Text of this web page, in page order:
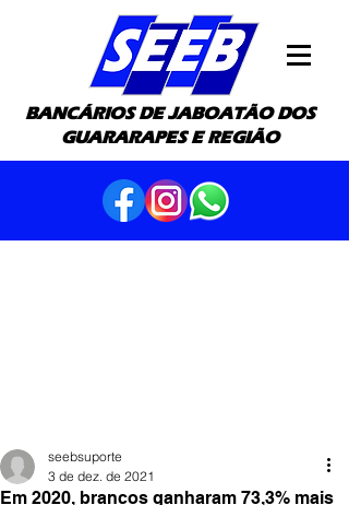
BANCÁRIOS DE JABOATÃO DOS
GUARARAPES E REGIÃO
Em 2020, brancos ganharam 73,3% mais
seebsuporte
3 de dez. de 2021